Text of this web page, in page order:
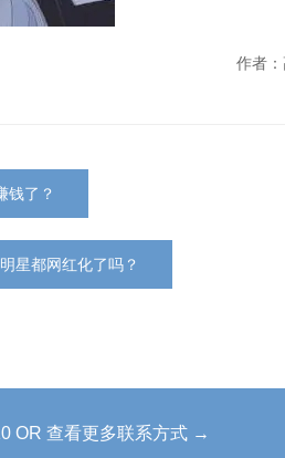
作者
钱了？
星都网红化了吗？
OR 查看更多联系方式 →